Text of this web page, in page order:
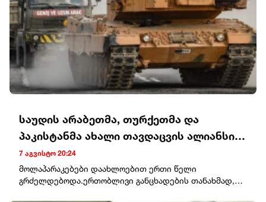
საუდის არაბეთმა, თურქეთმა და
პაკისტანმა ახალი თავდაცვის ალიანსი
შექმნეს
7 აგვისტო 20:24
მოლაპარაკებები დაახლოებით ერთი წელი
გრძელდებოდა.ერთობლივი განცხადების თანახმად,